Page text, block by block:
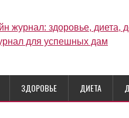
ЗДОРОВЬЕ ДИЕТА